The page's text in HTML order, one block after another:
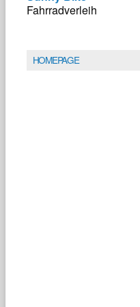
Fahrradverleih
HOMEPAGE